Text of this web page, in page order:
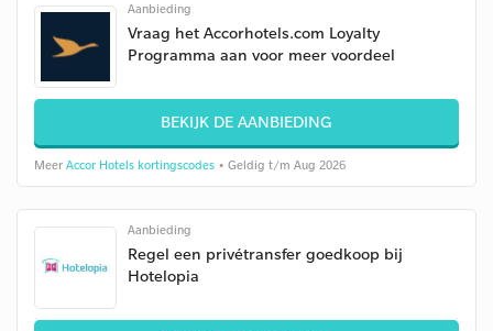
Aanbieding
Vraag het Accorhotels.com Loyalty
Programma aan voor meer voordeel
BEKIJK DE AANBIEDING
Meer Accor Hotels kortingscodes • Geldig t/m Aug 2026
Aanbieding
Regel een privétransfer goedkoop bij
Hotelopia